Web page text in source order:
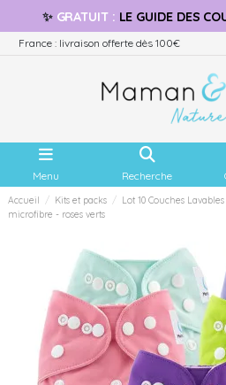
✨ GRATUIT: LE GUIDE DES
France : livraison offerte dès 100€
Menu Recherche
Accueil Kits et packs
Lot 10 Couches
microfibre - roses verts